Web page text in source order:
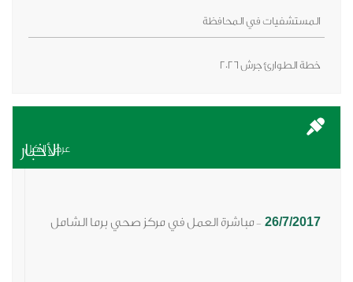
المستشفيات في المحافظة
خطة الطوارئ جرش 2026
الأخبار
عرض الكل
26/7/2017
-مباشرة العمل في مركز صحي برما الشامل